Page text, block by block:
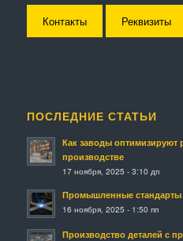
Контакты Реквизиты
ПОСЛЕДНИЕ СТАТЬИ
Как заводы оптимизируют
производстве
17 ноября, 2025 - 3:10 дп
Промышленные стандарты
16 ноября, 2025 - 1:50 пп
Производство деталей с